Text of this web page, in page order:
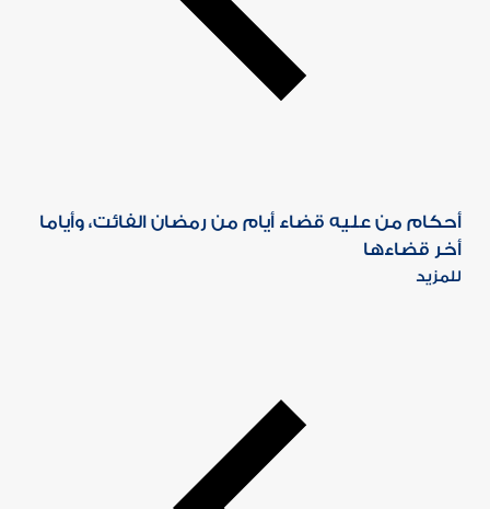
أحكام من عليه قضاء أيام من رمضان الفائت، وأياما
أخر قضاءها
للمزيد